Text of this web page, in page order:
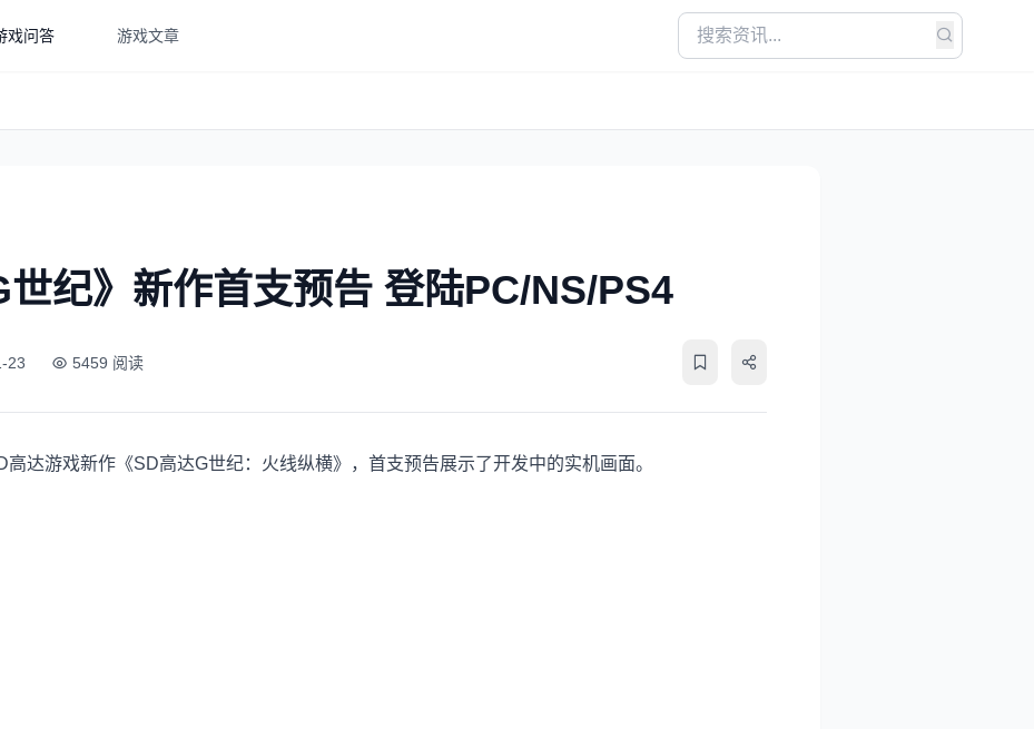
戏问答 游戏文章
世纪》新作首支预告 登陆PC/NS/PS4
23 5459 阅读
游戏新作《SD高达G世纪：火线纵横》，首支预告展示了开发中的实机画面。